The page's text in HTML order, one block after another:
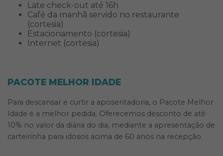
Late check-out até 16h
Café da manhã servido no restaurante
(cortesia)
Estacionamento (cortesia)
Internet (cortesia)
PACOTE MELHOR IDADE
Para descansar e curtir a aposentadoria, o Pacote Melhor
Idade é a melhor pedida. Oferecemos desconto de até
10% no valor da diária do dia, mediante a apresentação de
carteirinha para idosos acima de 60 anos na recepção.